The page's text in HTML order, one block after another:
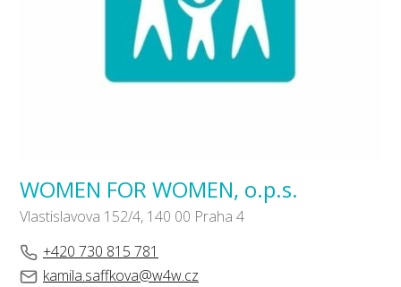
WOMEN FOR WOMEN, o.p.s.
Vlastislavova 152/4, 140 00 Praha 4
+420 730 815 781
kamila.saffkova@w4w.cz